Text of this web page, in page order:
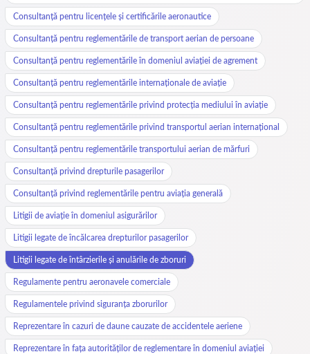
Consultanță pentru licențele și certificările aeronautice
Consultanță pentru reglementările de transport aerian de persoane
Consultanță pentru reglementările în domeniul aviației de agrement
Consultanță pentru reglementările internaționale de aviație
Consultanță pentru reglementările privind protecția mediului în aviație
Consultanță pentru reglementările privind transportul aerian internațional
Consultanță pentru reglementările transportului aerian de mărfuri
Consultanță privind drepturile pasagerilor
Consultanță privind reglementările pentru aviația generală
Litigii de aviație în domeniul asigurărilor
Litigii legate de încălcarea drepturilor pasagerilor
Litigii legate de întârzierile și anulările de zboruri
Regulamente pentru aeronavele comerciale
Regulamentele privind siguranța zborurilor
Reprezentare în cazuri de daune cauzate de accidentele aeriene
Reprezentare în fața autorităților de reglementare în domeniul aviației